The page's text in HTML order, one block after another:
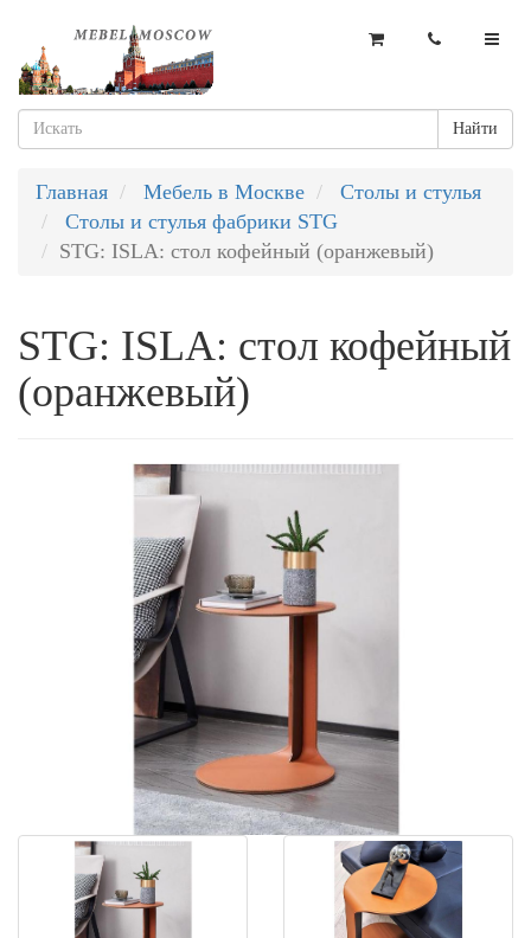
Найти
Главная Мебель в Москве
Столы и стулья
Столы и стулья фабрики STG
STG: ISLA: стол кофейный (оранжевый)
STG: ISLA: стол кофейный
(оранжевый)